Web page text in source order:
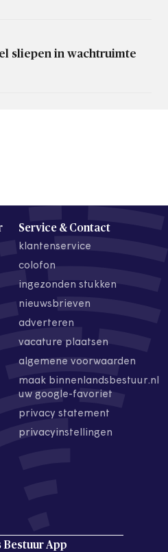
sliepen in wachtruimte
Service & Contact
klantenservice
colofon
ingezonden stukken
nieuwsbrieven
adverteren
vacature plaatsen
algemene voorwaarden
maak binnenlandsbestuur.nl
uw google-favoriet
privacy statement
privacyinstellingen
Bestuur App